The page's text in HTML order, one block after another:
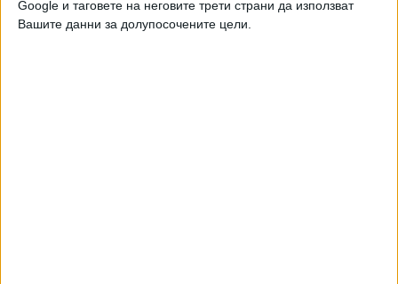
Google и таговете на неговите трети страни да използват
Вашите данни за долупосочените цели.